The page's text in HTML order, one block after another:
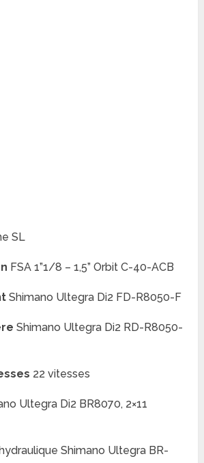
SL
FSA 1”1/8 – 1,5” Orbit C-40-ACB
Shimano Ultegra Di2 FD-R8050-F
Shimano Ultegra Di2 RD-R8050-
22 vitesses
Ultegra Di2 BR8070, 2×11
Shimano Ultegra BR-